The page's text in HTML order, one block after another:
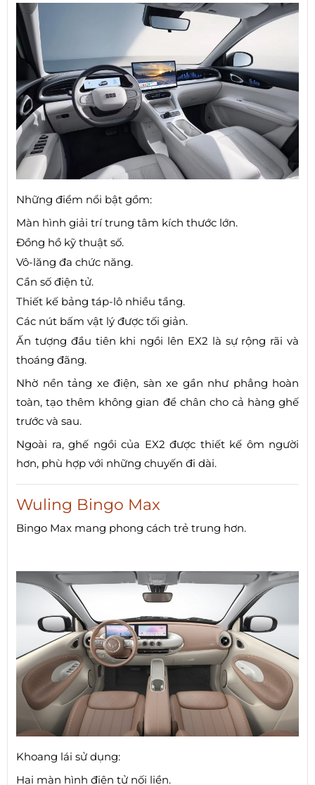
Những điểm nổi bật gồm:
Màn hình giải trí trung tâm kích thước lớn.
Đồng hồ kỹ thuật số.
Vô-lăng đa chức năng.
Cần số điện tử.
Thiết kế bảng táp-lô nhiều tầng.
Các nút bấm vật lý được tối giản.
Ấn tượng đầu tiên khi ngồi lên EX2 là sự rộng rãi và
thoáng đãng.
Nhờ nền tảng xe điện, sàn xe gần như phẳng hoàn
toàn, tạo thêm không gian để chân cho cả hàng ghế
trước và sau.
Ngoài ra, ghế ngồi của EX2 được thiết kế ôm người
hơn, phù hợp với những chuyến đi dài.
Wuling Bingo Max
Bingo Max mang phong cách trẻ trung hơn.
Khoang lái sử dụng:
Hai màn hình điện tử nối liền.